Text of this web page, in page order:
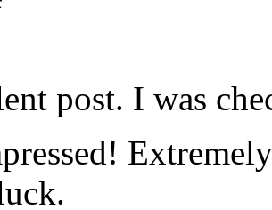
post. I was